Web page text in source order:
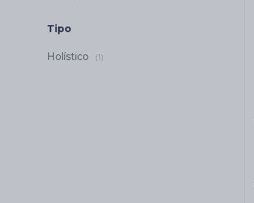
Tipo
Holístico (1)